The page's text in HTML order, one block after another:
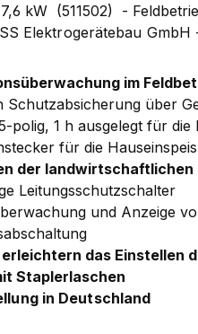
kW (511502) -
Elektrogerätebau
im
Schutzabsicherung über
polig, 1 h ausgelegt für
für die
der
Leitungsschutzschalter
und Anzeige
das Einstellen
Staplerlaschen
in Deutschland